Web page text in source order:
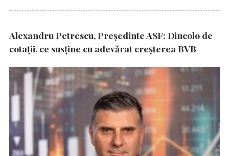
Alexandru Petrescu, Președinte ASF: Dincolo de
cotații, ce susține cu adevărat creșterea BVB